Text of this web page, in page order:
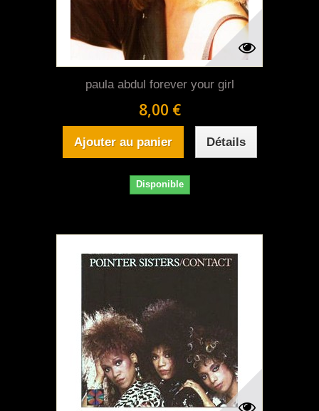
paula abdul forever your girl
8,00 €
Ajouter au panier Détails
Disponible